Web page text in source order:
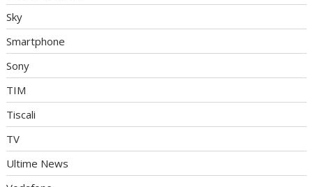
Sky
Smartphone
Sony
TIM
Tiscali
TV
Ultime News